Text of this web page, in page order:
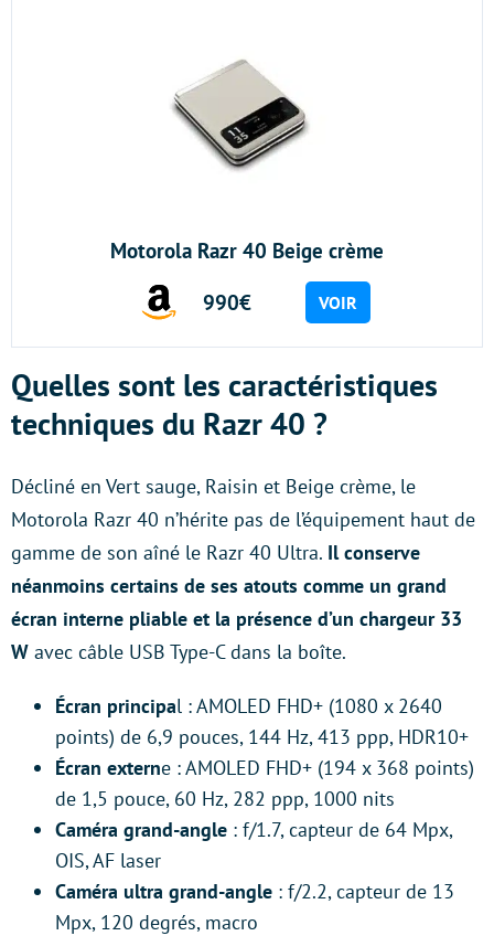
Motorola Razr 40 Beige crème
990€
VOIR
Quelles sont les caractéristiques
techniques du Razr 40 ?
Décliné en Vert sauge, Raisin et Beige crème, le
Motorola Razr 40 n’hérite pas de l’équipement haut de
gamme de son aîné le Razr 40 Ultra. Il conserve
néanmoins certains de ses atouts comme un grand
écran interne pliable et la présence d’un chargeur 33
W avec câble USB Type-C dans la boîte.
Écran principal : AMOLED FHD+ (1080 x 2640
points) de 6,9 pouces, 144 Hz, 413 ppp, HDR10+
Écran externe : AMOLED FHD+ (194 x 368 points)
de 1,5 pouce, 60 Hz, 282 ppp, 1000 nits
Caméra grand-angle : f/1.7, capteur de 64 Mpx,
OIS, AF laser
Caméra ultra grand-angle : f/2.2, capteur de 13
Mpx, 120 degrés, macro